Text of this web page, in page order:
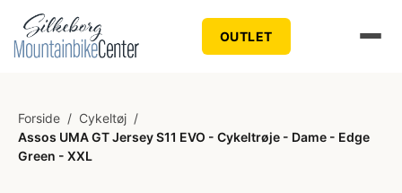
OUTLET
Forside / Cykeltøj /
Assos UMA GT Jersey S11 EVO - Cykeltrøje - Dame - Edge
Green - XXL